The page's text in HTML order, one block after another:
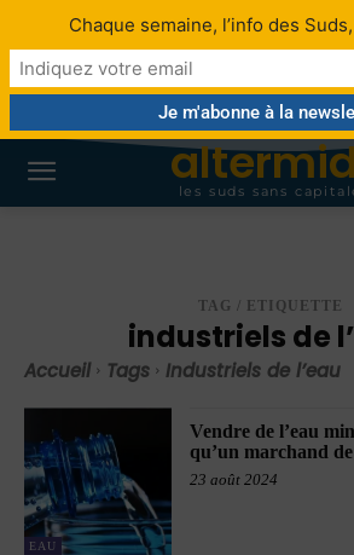
les suds sans
TAG / ETIQUETTE
industriels de
Accueil Tags Industriels de l’eau
EAU
Vendre de l’eau
qu’un marchand
23 août 2024
Chaque semaine, l’info des